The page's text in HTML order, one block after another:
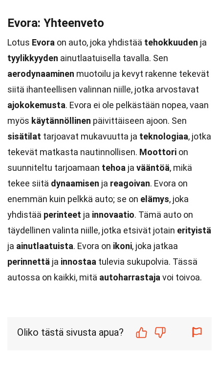
Evora: Yhteenveto
Lotus Evora on auto, joka yhdistää tehokkuuden ja
tyylikkyyden ainutlaatuisella tavalla. Sen
aerodynaaminen muotoilu ja kevyt rakenne tekevät
siitä ihanteellisen valinnan niille, jotka arvostavat
ajokokemusta. Evora ei ole pelkästään nopea, vaan
myös käytännöllinen päivittäiseen ajoon. Sen
sisätilat tarjoavat mukavuutta ja teknologiaa, jotka
tekevät matkasta nautinnollisen. Moottori on
suunniteltu tarjoamaan tehoa ja vääntöä, mikä
tekee siitä dynaamisen ja reagoivan. Evora on
enemmän kuin pelkkä auto; se on elämys, joka
yhdistää perinteet ja innovaatio. Tämä auto on
täydellinen valinta niille, jotka etsivät jotain erityistä
ja ainutlaatuista. Evora on ikoni, joka jatkaa
perinnettä ja innostaa tulevia sukupolvia. Tässä
autossa on kaikki, mitä autoharrastaja voi toivoa.
Oliko tästä sivusta apua?